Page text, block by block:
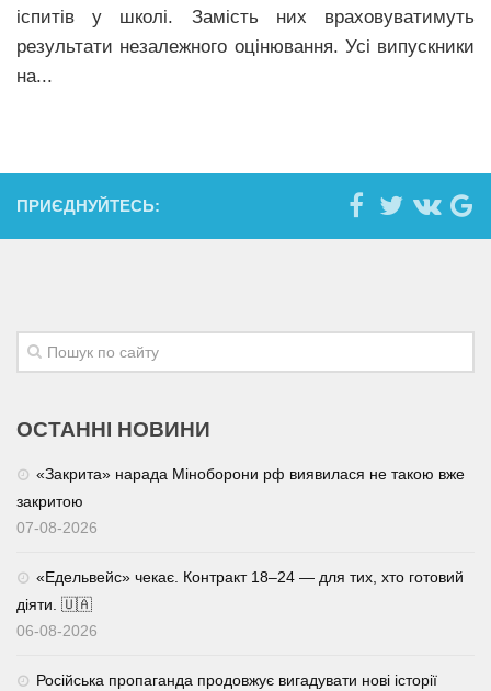
Наука
Здоров’я
Трагедії
Курйози
Шоу-біз
#Війна
іспитів у школі. Замість них враховуватимуть
результати незалежного оцінювання. Усі випускники
на...
ПРИЄДНУЙТЕСЬ:
ОСТАННІ НОВИНИ
«Закрита» нарада Міноборони рф виявилася не такою вже
закритою
07-08-2026
«Едельвейс» чекає. Контракт 18–24 — для тих, хто готовий
діяти. 🇺🇦
06-08-2026
Російська пропаганда продовжує вигадувати нові історії